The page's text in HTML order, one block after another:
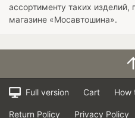
ассортименту таких
магазине «Мосавтошина».
Full version Cart How
Return Policy Privacy Policy